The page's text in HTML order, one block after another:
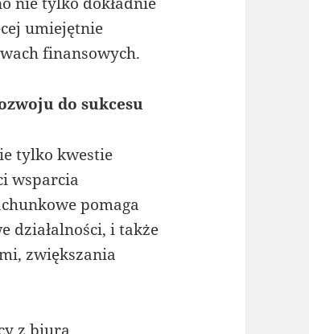
umiejętnie
finansowych.
do sukcesu
tylko kwestie
wsparcia
pomaga
działalności, i także
zwiększania